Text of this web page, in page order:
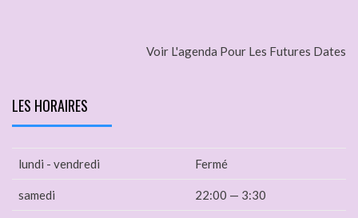
Voir L'agenda Pour Les Futures Dates
LES HORAIRES
lundi - vendredi Fermé
samedi 22:00 — 3:30